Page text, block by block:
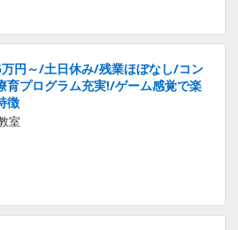
円～/土日休み/残業ほぼなし/コン
育プログラム充実!/ゲーム感覚で楽
徴
室